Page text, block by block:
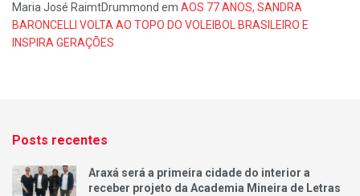
Maria José RaimtDrummond em AOS 77 ANOS, SANDRA
BARONCELLI VOLTA AO TOPO DO VOLEIBOL BRASILEIRO E
INSPIRA GERAÇÕES
Posts recentes
Araxá será a primeira cidade do interior a
receber projeto da Academia Mineira de Letras